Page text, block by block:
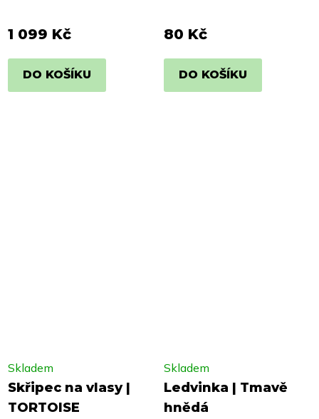
1 099 Kč
DO KOŠÍKU
80 Kč
DO KOŠÍKU
Skřipec na vlasy |
TORTOISE
Skladem
Ledvinka | Tmavě
hnědá
Skladem